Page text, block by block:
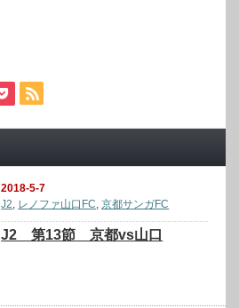
2018-5-7
J2, レノファ山口FC,京都サンガFC
J2 第13節 京都vs山口